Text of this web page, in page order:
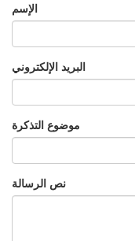
الإسم
البريد الإلكتروني
موضوع التذكرة
نص الرسالة